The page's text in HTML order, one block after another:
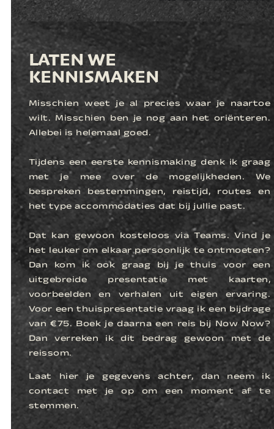
LATEN WE
KENNISMAKEN
Misschien weet je al precies waar je naartoe
wilt. Misschien ben je nog aan het oriënteren.
Allebei is helemaal goed.
Tijdens een eerste kennismaking denk ik graag
met je mee over de mogelijkheden. We
bespreken bestemmingen, reistijd, routes en
het type accommodaties dat bij jullie past.
Dat kan gewoon kosteloos via Teams. Vind je
het leuker om elkaar persoonlijk te ontmoeten?
Dan kom ik ook graag bij je thuis voor een
uitgebreide presentatie met kaarten,
voorbeelden en verhalen uit eigen ervaring.
Voor een thuispresentatie vraag ik een bijdrage
van €75. Boek je daarna een reis bij Now Now?
Dan verreken ik dit bedrag gewoon met de
reissom.
Laat hier je gegevens achter, dan neem ik
contact met je op om een moment af te
stemmen.